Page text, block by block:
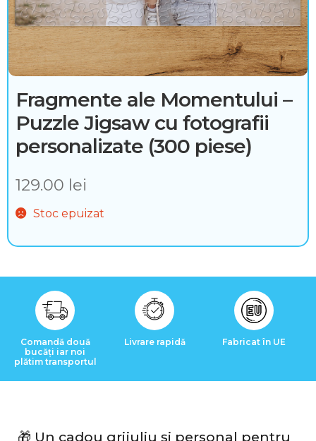
t
e
i
a
c
s
o
r
i
i
C
Fragmente ale Momentului –
Puzzle Jigsaw cu fotografii
personalizate (300 piese)
129.00 lei
Stoc epuizat
Comandă două
bucăți iar noi
plătim transportul
Livrare rapidă Fabricat în UE
🎁 Un cadou grijuliu și personal pentru